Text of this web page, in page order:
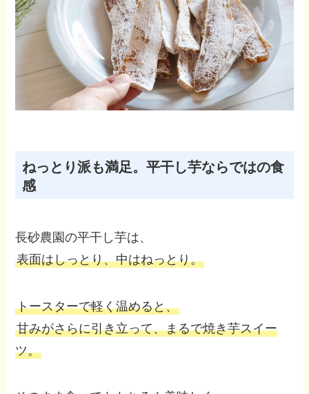
ねっとり派も満足。平干し芋ならではの食
感
長砂農園の平干し芋は、
表面はしっとり、中はねっとり。
トースターで軽く温めると、
甘みがさらに引き立って、まるで焼き芋スイー
ツ。